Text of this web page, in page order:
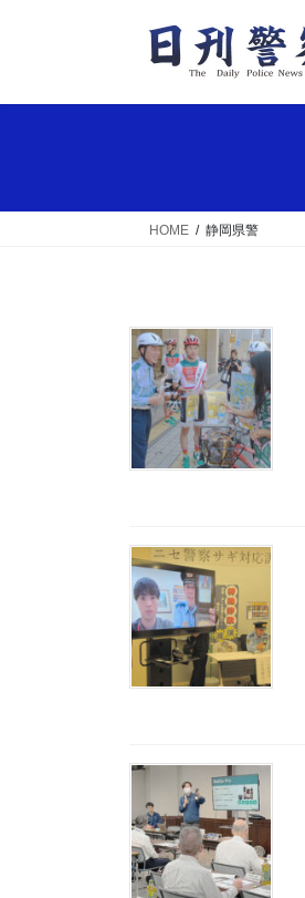
HOME 静岡県警